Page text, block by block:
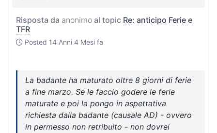
Risposta da anonimo al topic Re: anticipo Ferie e
TFR
Posted 14 Anni 4 Mesi fa
La badante ha maturato oltre 8 giorni di ferie
a fine marzo. Se le faccio godere le ferie
maturate e poi la pongo in aspettativa
richiesta dalla badante (causale AD) - ovvero
in permesso non retribuito - non dovrei